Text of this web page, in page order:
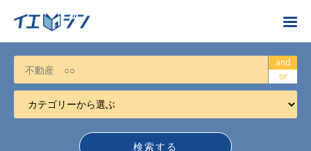
お近くの不動産会社を探す
カテゴリーから選ぶ
不動産売却
and
or